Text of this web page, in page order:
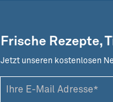
Frische Rezepte,
Jetzt unseren kostenlosen